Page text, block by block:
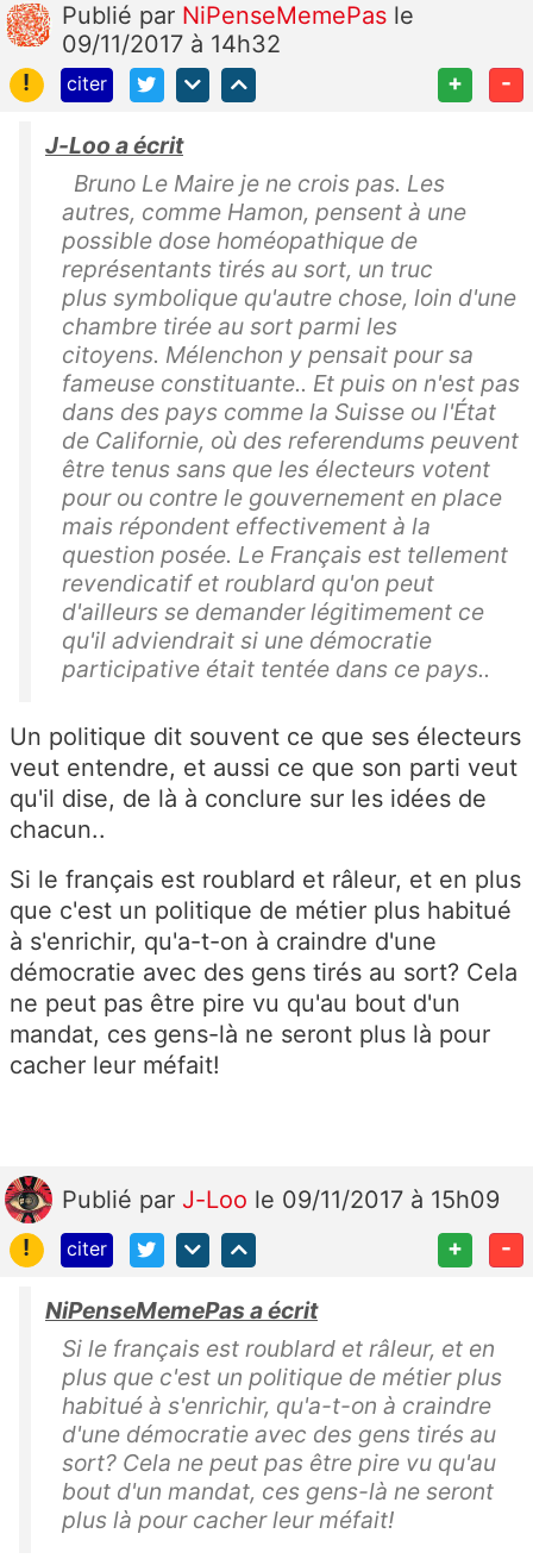
Publié par NiPenseMemePas le
09/11/2017 à 14h32
!
citer + -
J-Loo a écrit
Bruno Le Maire je ne crois pas. Les
autres, comme Hamon, pensent à une
possible dose homéopathique de
représentants tirés au sort, un truc
plus symbolique qu'autre chose, loin d'une
chambre tirée au sort parmi les
citoyens. Mélenchon y pensait pour sa
fameuse constituante.. Et puis on n'est pas
dans des pays comme la Suisse ou l'État
de Californie, où des referendums peuvent
être tenus sans que les électeurs votent
pour ou contre le gouvernement en place
mais répondent effectivement à la
question posée. Le Français est tellement
revendicatif et roublard qu'on peut
d'ailleurs se demander légitimement ce
qu'il adviendrait si une démocratie
participative était tentée dans ce pays..
Un politique dit souvent ce que ses électeurs
veut entendre, et aussi ce que son parti veut
qu'il dise, de là à conclure sur les idées de
chacun..
Si le français est roublard et râleur, et en plus
que c'est un politique de métier plus habitué
à s'enrichir, qu'a-t-on à craindre d'une
démocratie avec des gens tirés au sort? Cela
ne peut pas être pire vu qu'au bout d'un
mandat, ces gens-là ne seront plus là pour
cacher leur méfait!
Publié par J-Loo le 09/11/2017 à 15h09
!
citer + -
NiPenseMemePas a écrit
Si le français est roublard et râleur, et en
plus que c'est un politique de métier plus
habitué à s'enrichir, qu'a-t-on à craindre
d'une démocratie avec des gens tirés au
sort? Cela ne peut pas être pire vu qu'au
bout d'un mandat, ces gens-là ne seront
plus là pour cacher leur méfait!